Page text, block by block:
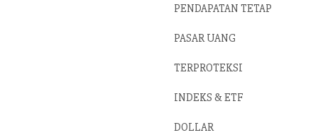
PENDAPATAN TETAP
PASAR UANG
TERPROTEKSI
INDEKS & ETF
DOLLAR